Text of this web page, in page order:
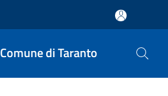
Comune di Taranto